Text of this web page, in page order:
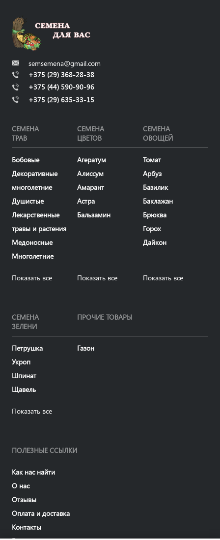
semsemena@gmail.com
+375 (29) 368-28-38
+375 (44) 590-90-96
+375 (29) 635-33-15
СЕМЕНА
ТРАВ
СЕМЕНА
ЦВЕТОВ
СЕМЕНА
ОВОЩЕЙ
Бобовые
Декоративные
многолетние
Душистые
Лекарственные
травы и растения
Медоносные
Многолетние
Показать все
Агератум
Алиссум
Амарант
Астра
Бальзамин
Показать все
Томат
Арбуз
Базилик
Баклажан
Брюква
Горох
Дайкон
Показать все
СЕМЕНА
ЗЕЛЕНИ
ПРОЧИЕ ТОВАРЫ
Петрушка
Укроп
Шпинат
Щавель
Показать все
Газон
ПОЛЕЗНЫЕ ССЫЛКИ
Как нас найти
О нас
Отзывы
Оплата и доставка
Контакты